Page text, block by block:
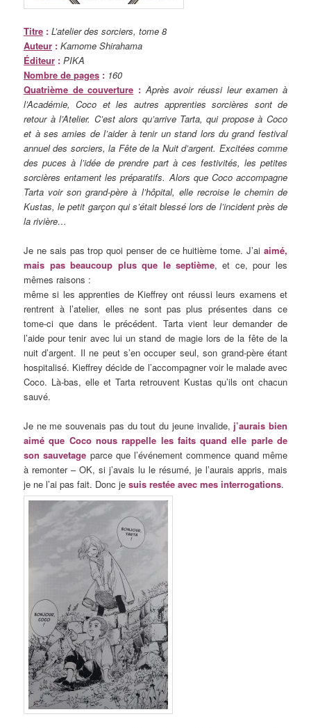
Titre : L’atelier des sorciers, tome 8
Auteur :Kamome Shirahama
Éditeur : PIKA
Nombre de pages : 160
Quatrième de couverture :Après avoir réussi leur examen à
l’Académie, Coco et les autres apprenties sorcières sont de
retour à l’Atelier. C’est alors qu’arrive Tarta, qui propose à Coco
et à ses amies de l’aider à tenir un stand lors du grand festival
annuel des sorciers, la Fête de la Nuit d’argent. Excitées comme
des puces à l’idée de prendre part à ces festivités, les petites
sorcières entament les préparatifs. Alors que Coco accompagne
Tarta voir son grand-père à l’hôpital, elle recroise le chemin de
Kustas, le petit garçon qui s’était blessé lors de l’incident près de
la rivière…
Je ne sais pas trop quoi penser de ce huitième tome. J’ai aimé,
mais pas beaucoup plus que le septième, et ce, pour les
mêmes raisons :
même si les apprenties de Kieffrey ont réussi leurs examens et
rentrent à l’atelier, elles ne sont pas plus présentes dans ce
tome-ci que dans le précédent. Tarta vient leur demander de
l’aide pour tenir avec lui un stand de magie lors de la fête de la
nuit d’argent. Il ne peut s’en occuper seul, son grand-père étant
hospitalisé. Kieffrey décide de l’accompagner voir le malade avec
Coco. Là-bas, elle et Tarta retrouvent Kustas qu’ils ont chacun
sauvé.
Je ne me souvenais pas du tout du jeune invalide, j’aurais bien
aimé que Coco nous rappelle les faits quand elle parle de
son sauvetage parce que l’événement commence quand même
à remonter – OK, si j’avais lu le résumé, je l’aurais appris, mais
je ne l’ai pas fait. Donc jesuis restée avec mes interrogations.